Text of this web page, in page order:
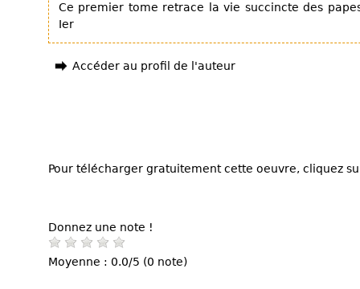
Ce premier tome retrace la vie succincte des
Ier
Accéder au profil de l'auteur
Pour télécharger gratuitement cette oeuvre, cliquez
Donnez une note !
Moyenne : 0.0/5 (0 note)